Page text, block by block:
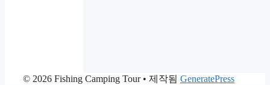
© 2026 Fishing Camping Tour• 제작됨 GeneratePress